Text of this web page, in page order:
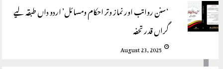
‘سنن رواتب اور نماز وتر احکام ومسائل’ اردو داں طبقہ لیے
گراں قدر تحفہ
August 23, 2025